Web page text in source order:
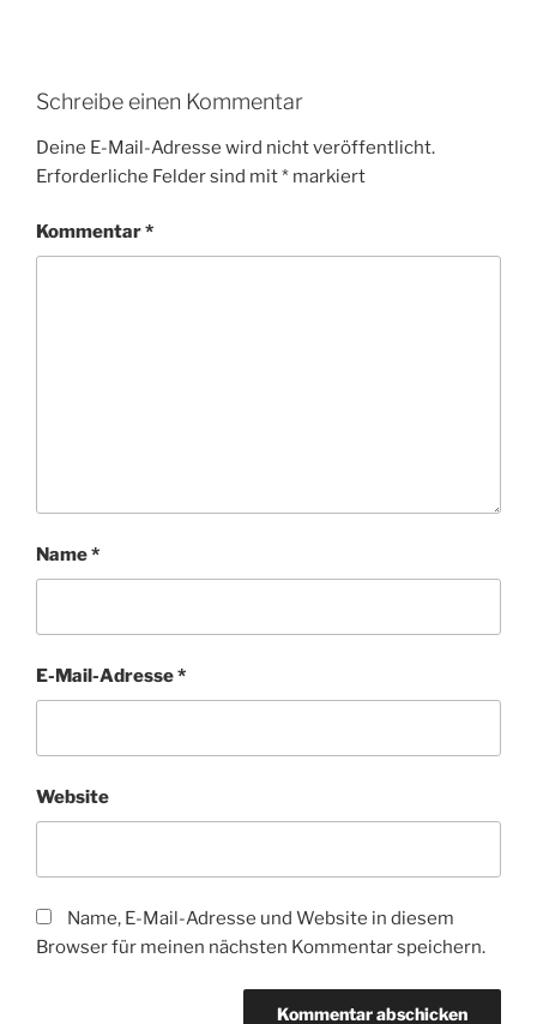
Schreibe einen Kommentar
Deine E-Mail-Adresse wird nicht veröffentlicht.
Erforderliche Felder sind mit* markiert
Kommentar*
Name*
E-Mail-Adresse*
Website
Name, E-Mail-Adresse und Website in diesem
Browser für meinen nächsten Kommentar speichern.